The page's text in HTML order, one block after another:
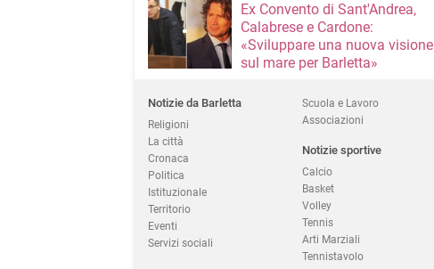
Ex Convento di Sant'Andrea,
Calabrese e Cardone:
«Sviluppare una nuova visione
sul mare per Barletta»
Notizie da Barletta
Religioni
La città
Cronaca
Politica
Istituzionale
Territorio
Eventi
Servizi sociali
Scuola e Lavoro
Associazioni
Notizie sportive
Calcio
Basket
Volley
Tennis
Arti Marziali
Tennistavolo